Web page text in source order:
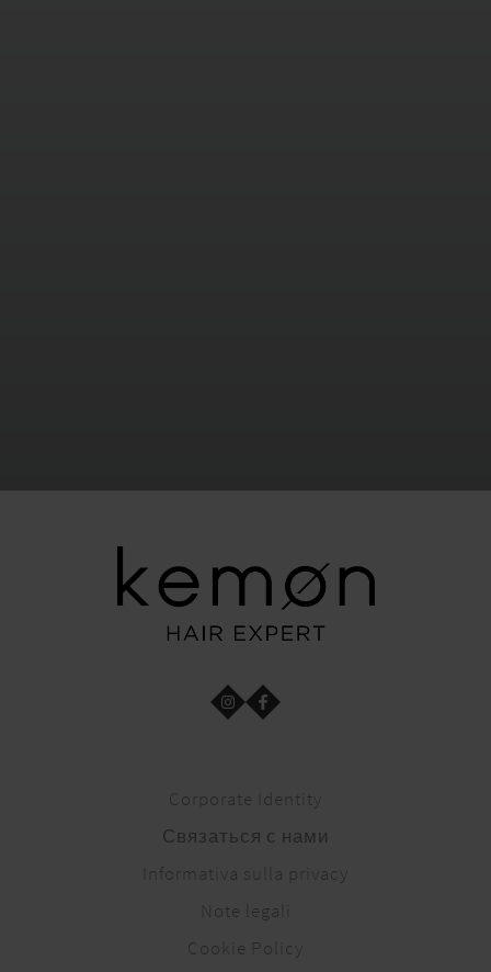
Corporate Identity
Связаться с нами
Informativa sulla privacy
Note legali
Cookie Policy